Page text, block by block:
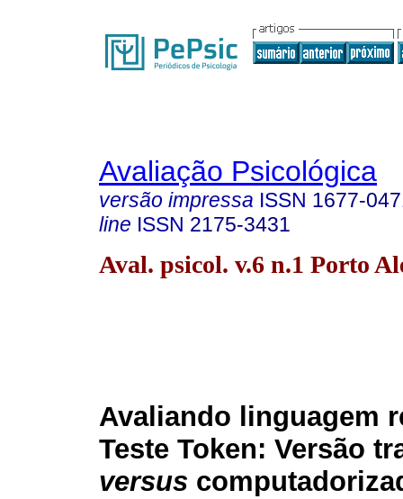
Avaliação Psicológica
versão impressa ISSN 1677-
line ISSN 2175-3431
Aval. psicol. v.6 n.1 Porto
Avaliando linguagem
Teste Token: Versão
versus